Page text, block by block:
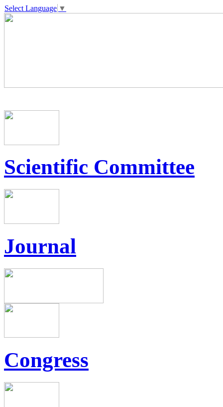
Select Language ▼
Scientific Committee
Journal
Congress